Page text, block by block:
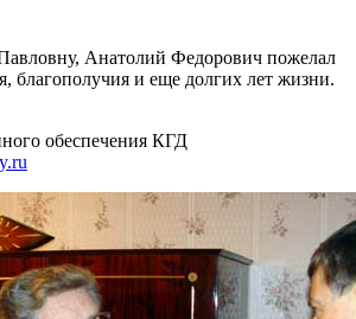
Анатолий Федорович пожелал
благополучия и еще долгих лет жизни.
обеспечения КГД